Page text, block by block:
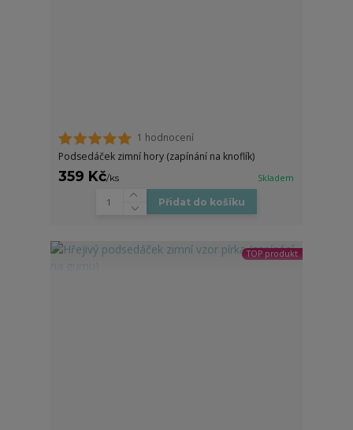
1 hodnocení
Podsedáček zimní hory (zapínání na knoflík)
359 Kč/ks Skladem
Přidat do košíku
TOP produkt